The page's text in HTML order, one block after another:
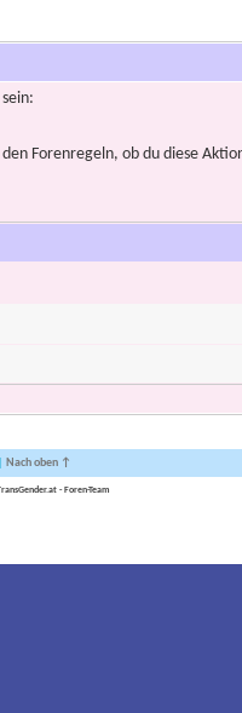
Forenregeln, ob du diese
Nach oben ↑
- Foren-Team